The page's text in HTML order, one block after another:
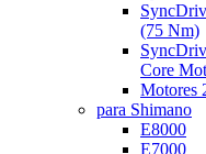
(75 Nm)
Core
Motores
para Shimano
E8000
E7000